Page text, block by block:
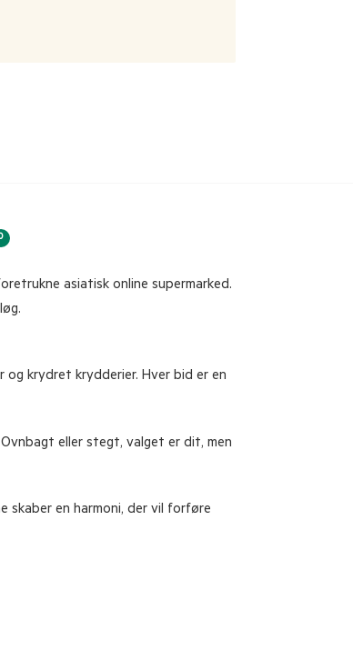
asiatisk online supermarked.
og krydret krydderier. Hver bid er en
eller stegt, valget er dit, men
skaber en harmoni, der vil forføre